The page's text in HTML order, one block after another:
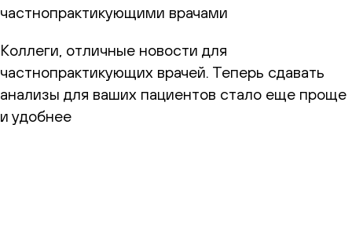
частнопрактикующими врачами
Коллеги, отличные новости для
частнопрактикующих врачей. Теперь сдавать
анализы для ваших пациентов стало еще проще
и удобнее